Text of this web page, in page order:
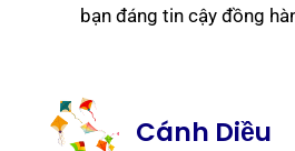
bạn đáng tin cậy đồng
Cánh Diều